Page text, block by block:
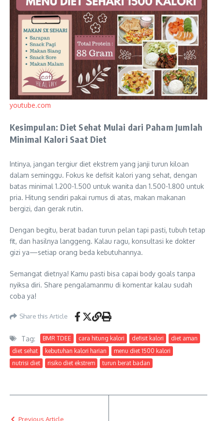
youtube.com
Kesimpulan: Diet Sehat Mulai dari Paham Jumlah
Minimal Kalori Saat Diet
Intinya, jangan tergiur diet ekstrem yang janji turun kiloan
dalam seminggu. Fokus ke defisit kalori yang sehat, dengan
batas minimal 1.200-1.500 untuk wanita dan 1.500-1.800 untuk
pria. Hitung sendiri pakai rumus di atas, makan makanan
bergizi, dan gerak rutin.
Dengan begitu, berat badan turun pelan tapi pasti, tubuh tetap
fit, dan hasilnya langgeng. Kalau ragu, konsultasi ke dokter
gizi ya—setiap orang beda kebutuhannya.
Semangat dietnya! Kamu pasti bisa capai body goals tanpa
nyiksa diri. Share pengalamanmu di komentar kalau sudah
coba ya!
Share this Article
Tag: BMR TDEE cara hitung kalori defisit kalori
diet aman
diet sehat
kebutuhan kalori harian
menu diet 1500 kalori
nutrisi diet
risiko diet ekstrem turun berat badan
Previous Article